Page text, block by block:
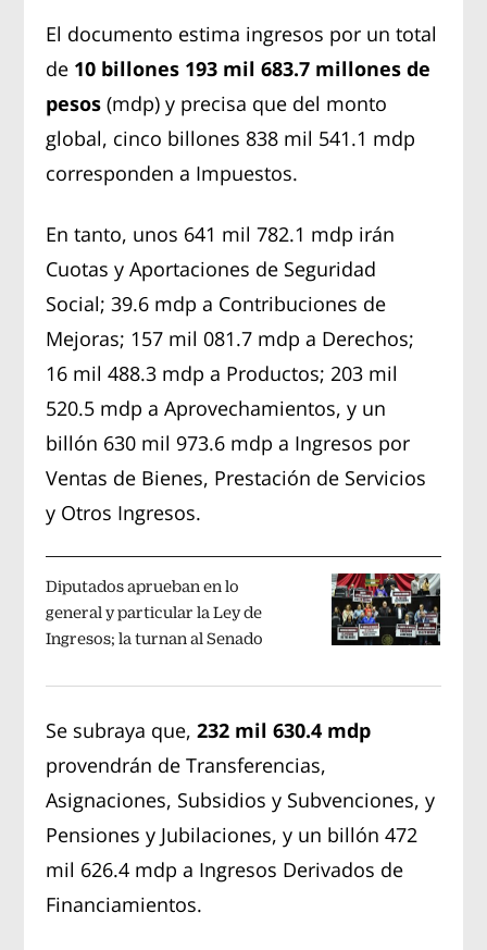
El documento estima ingresos por un total
de 10 billones 193 mil 683.7 millones de
pesos (mdp) y precisa que del monto
global, cinco billones 838 mil 541.1 mdp
corresponden a Impuestos.
En tanto, unos 641 mil 782.1 mdp irán
Cuotas y Aportaciones de Seguridad
Social; 39.6 mdp a Contribuciones de
Mejoras; 157 mil 081.7 mdp a Derechos;
16 mil 488.3 mdp a Productos; 203 mil
520.5 mdp a Aprovechamientos, y un
billón 630 mil 973.6 mdp a Ingresos por
Ventas de Bienes, Prestación de Servicios
y Otros Ingresos.
Diputados aprueban en lo
general y particular la Ley de
Ingresos; la turnan al Senado
Se subraya que, 232 mil 630.4 mdp
provendrán de Transferencias,
Asignaciones, Subsidios y Subvenciones, y
Pensiones y Jubilaciones, y un billón 472
mil 626.4 mdp a Ingresos Derivados de
Financiamientos.